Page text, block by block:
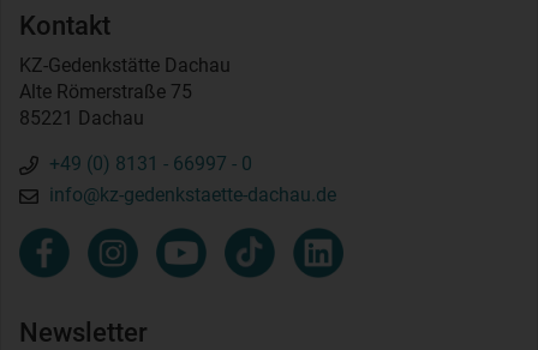
Kontakt
KZ-Gedenkstätte Dachau
Alte Römerstraße 75
85221 Dachau
+49 (0) 8131 - 66997 - 0
info@kz-gedenkstaette-dachau.de
Newsletter